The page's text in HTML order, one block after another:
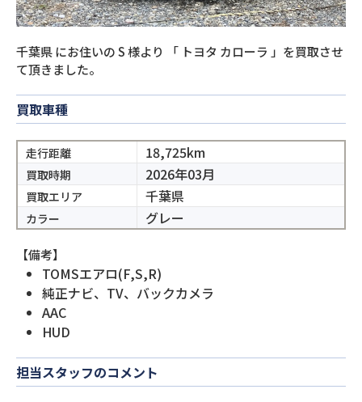
千葉県にお住いのS様より 「 トヨタ カローラ 」を買取させ
て頂きました。
買取車種
走行距離 18,725km
買取時期 2026年03月
買取エリア 千葉県
カラー グレー
【備考】
TOMSエアロ(F,S,R)
純正ナビ、TV、バックカメラ
AAC
HUD
担当スタッフのコメント